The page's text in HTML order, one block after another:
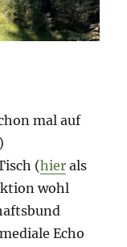
mal auf
(hier als
wohl
Echo